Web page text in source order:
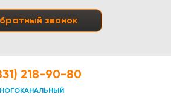
звонок
218-90-80